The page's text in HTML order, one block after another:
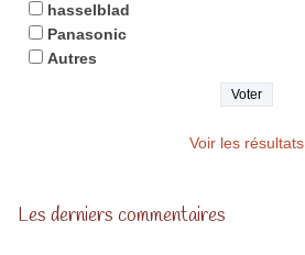
hasselblad
Panasonic
Autres
Voir les résultats
Les derniers commentaires